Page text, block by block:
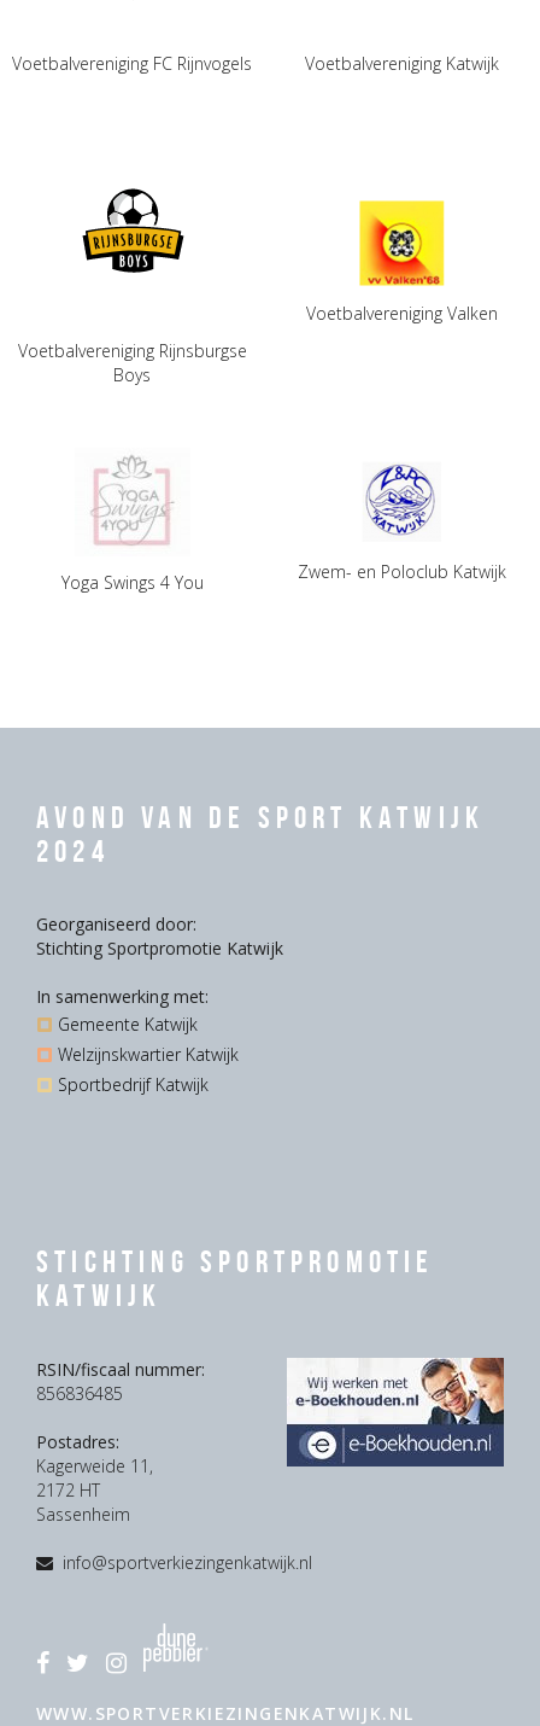
Voetbalvereniging FC Rijnvogels Voetbalvereniging Katwijk
Voetbalvereniging Rijnsburgse
Boys
Voetbalvereniging Valken
Yoga Swings 4 You Zwem- en Poloclub Katwijk
Avond van de Sport Katwijk
2024
Georganiseerd door:
Stichting Sportpromotie Katwijk
In samenwerking met:
Gemeente Katwijk
Welzijnskwartier Katwijk
Sportbedrijf Katwijk
Stichting Sportpromotie
Katwijk
RSIN/fiscaal nummer:
856836485
Postadres:
Kagerweide 11,
2172 HT
Sassenheim
info@sportverkiezingenkatwijk.nl
WWW.SPORTVERKIEZINGENKATWIJK.NL